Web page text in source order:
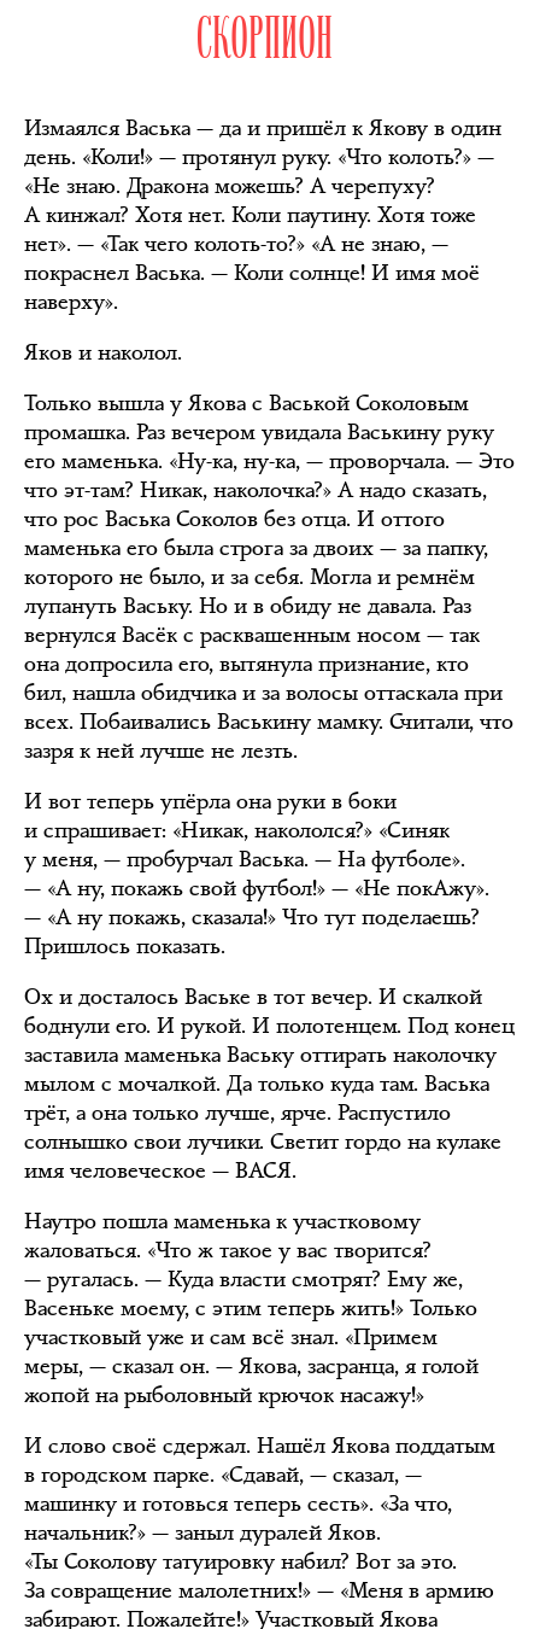
СКОРПИОН
Измаялся Васька — да и пришёл к Якову в один
день. «Коли!» — протянул руку. «Что колоть?» —
«Не знаю. Дракона можешь? А черепуху?
А кинжал? Хотя нет. Коли паутину. Хотя тоже
нет». — «Так чего колоть-то?» «А не знаю, —
покраснел Васька. — Коли солнце! И имя моё
наверху».
Яков и наколол.
Только вышла у Якова с Васькой Соколовым
промашка. Раз вечером увидала Васькину руку
его маменька. «Ну-ка, ну-ка, — проворчала. — Это
что эт-там? Никак, наколочка?» А надо сказать,
что рос Васька Соколов без отца. И оттого
маменька его была строга за двоих — за папку,
которого не было, и за себя. Могла и ремнём
лупануть Ваську. Но и в обиду не давала. Раз
вернулся Васёк с расквашенным носом — так
она допросила его, вытянула признание, кто
бил, нашла обидчика и за волосы оттаскала при
всех. Побаивались Васькину мамку. Считали, что
зазря к ней лучше не лезть.
И вот теперь упёрла она руки в боки
и спрашивает: «Никак, накололся?» «Синяк
у меня, — пробурчал Васька. — На футболе».
— «А ну, покажь свой футбол!» — «Не покАжу».
— «А ну покажь, сказала!» Что тут поделаешь?
Пришлось показать.
Ох и досталось Ваське в тот вечер. И скалкой
боднули его. И рукой. И полотенцем. Под конец
заставила маменька Ваську оттирать наколочку
мылом с мочалкой. Да только куда там. Васька
трёт, а она только лучше, ярче. Распустило
солнышко свои лучики. Светит гордо на кулаке
имя человеческое — ВАСЯ.
Наутро пошла маменька к участковому
жаловаться. «Что ж такое у вас творится?
— ругалась. — Куда власти смотрят? Ему же,
Васеньке моему, с этим теперь жить!» Только
участковый уже и сам всё знал. «Примем
меры, — сказал он. — Якова, засранца, я голой
жопой на рыболовный крючок насажу!»
И слово своё сдержал. Нашёл Якова поддатым
в городском парке. «Сдавай, — сказал, —
машинку и готовься теперь сесть». «За что,
начальник?» — заныл дуралей Яков.
«Ты Соколову татуировку набил? Вот за это.
За совращение малолетних!» — «Меня в армию
забирают. Пожалейте!» Участковый Якова